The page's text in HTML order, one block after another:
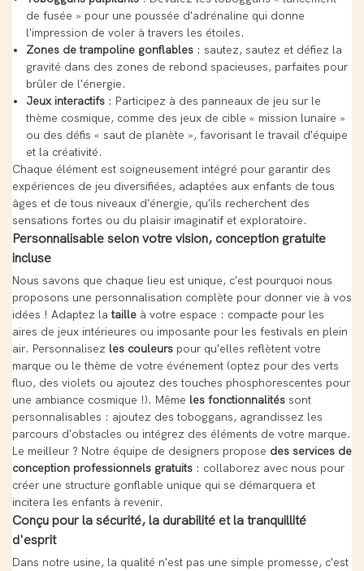
de fusée » pour une poussée d'adrénaline qui donne
l'impression de voler à travers les étoiles.
Zones de trampoline gonflables: sautez, sautez et défiez la
gravité dans des zones de rebond spacieuses, parfaites pour
brûler de l'énergie.
Jeux interactifs: Participez à des panneaux de jeu sur le
thème cosmique, comme des jeux de cible « mission lunaire »
ou des défis « saut de planète », favorisant le travail d'équipe
et la créativité.
Chaque élément est soigneusement intégré pour garantir des
expériences de jeu diversifiées, adaptées aux enfants de tous
âges et de tous niveaux d'énergie, qu'ils recherchent des
sensations fortes ou du plaisir imaginatif et exploratoire.
Personnalisable selon votre vision, conception gratuite
incluse
Nous savons que chaque lieu est unique, c'est pourquoi nous
proposons une personnalisation complète pour donner vie à vos
idées ! Adaptez la taille à votre espace : compacte pour les
aires de jeux intérieures ou imposante pour les festivals en plein
air. Personnalisez les couleurs pour qu'elles reflètent votre
marque ou le thème de votre événement (optez pour des verts
fluo, des violets ou ajoutez des touches phosphorescentes pour
une ambiance cosmique !). Même les fonctionnalités sont
personnalisables : ajoutez des toboggans, agrandissez les
parcours d'obstacles ou intégrez des éléments de votre marque.
Le meilleur ? Notre équipe de designers propose des services de
conception professionnels gratuits : collaborez avec nous pour
créer une structure gonflable unique qui se démarquera et
incitera les enfants à revenir.
Conçu pour la sécurité, la durabilité et la tranquillité
d'esprit
Dans notre usine, la qualité n'est pas une simple promesse, c'est